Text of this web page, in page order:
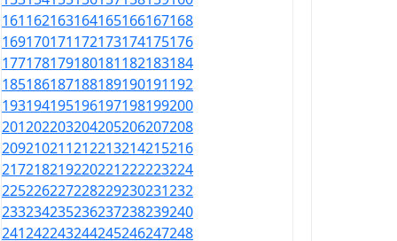
161162163164165166167168
169170171172173174175176
177178179180181182183184
185186187188189190191192
193194195196197198199200
201202203204205206207208
209210211212213214215216
217218219220221222223224
225226227228229230231232
233234235236237238239240
241242243244245246247248